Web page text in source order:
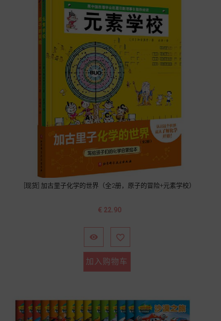
[现货] 加古里子化学的世界（全2册，原子的冒险+元素学校）
价
€ 22.90
 
加入购物车